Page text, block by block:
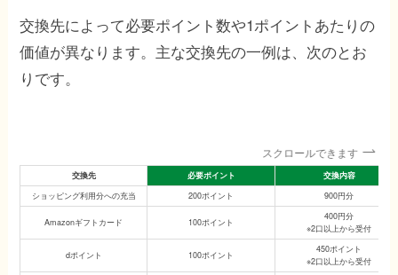
交換先によって必要ポイント数や1ポイントあたりの
価値が異なります。主な交換先の一例は、次のとお
りです。
スクロールできます
交換先 必要ポイント
交換内容
ショッピング利用分への充当
200ポイント 900円分
Amazonギフトカード 100ポイント
400円分
※2口以上から受付
dポイント 100ポイント
450ポイント
※2口以上から受付